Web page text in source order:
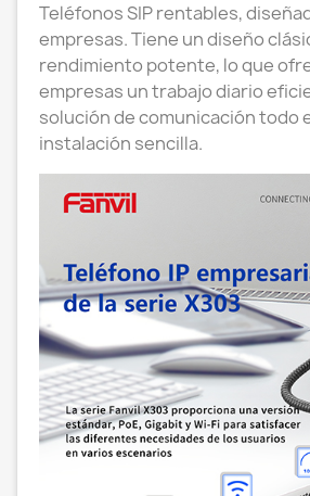
Teléfonos SIP rentables,
empresas. Tiene un diseño
rendimiento potente, lo que
empresas un trabajo diario
solución de comunicación todo
instalación sencilla.